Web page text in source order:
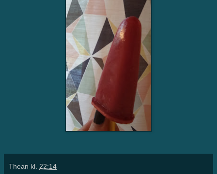
Thean kl. 22:14